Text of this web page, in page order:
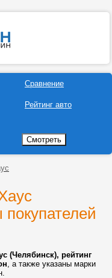
Сравнение
Рейтинг авто
(Челябинск), рейтинг
, а также указаны марки